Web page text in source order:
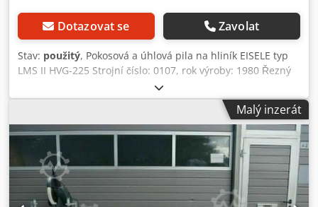
Dotazovat se Zavolat
Stav: použitý, Pokosová a úhlová pila na hliník EISELE typ
LMS II HVG-225 Strojní číslo: 0107, rok výroby: 1980 Řezný
rozsah 90° = 150 x 100 mm 45° = 120 x 100 mm Průměr
pilového kotouče max. 400 mm Chedjzinzrspfx Ahqja
Úhlové řezy +/- 45° Otáčky pilového kotouče 1700 / 3400
ot./min. Výkon motoru 1,4 / 1,9 kW Připojení na síť 380 V, 50
Hz Rozměr stolu před dorazem 580 x 350 mm - Motor typ
RF 1,5 / 4 / 2-7 - Pilová jednotka sklopná doleva pro šikmé
řezy 45° - Stroj je osazen pilovým kotoučem na hliník Ø 400
mm - Přípojka hadice pro odsávání třísek Ø 80 mm -
Stabilní kovový podstavec Zástavbové rozměry (D x Š x V):
Malý inzerát